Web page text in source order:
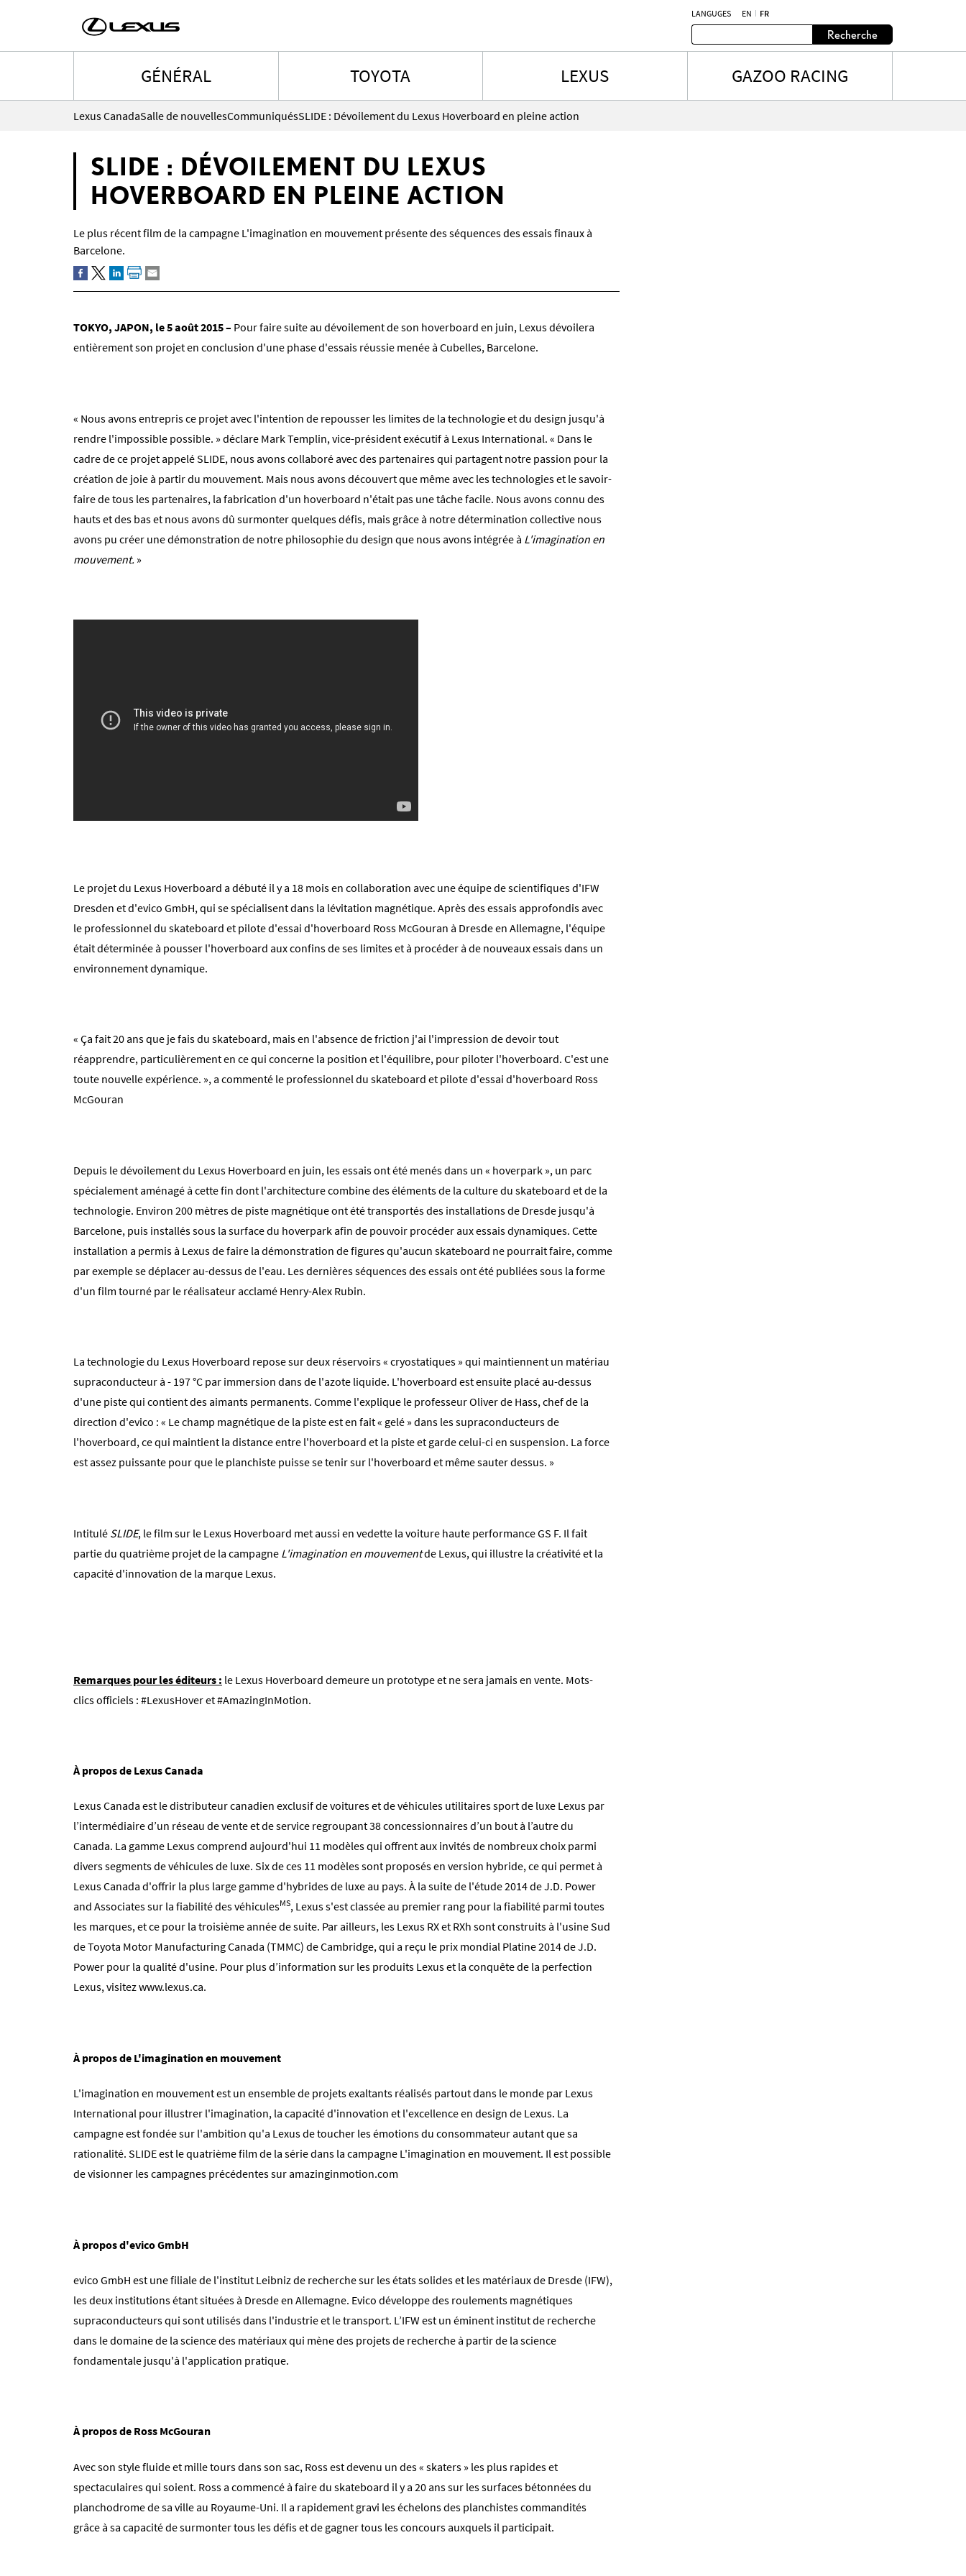
LANGUGES EN FR
Recherche
GÉNÉRAL TOYOTA LEXUS GAZOO RACING
Lexus CanadaSalle de nouvellesCommuniquésSLIDE : Dévoilement du Lexus Hoverboard en pleine action
SLIDE : DÉVOILEMENT DU LEXUS
HOVERBOARD EN PLEINE ACTION
Le plus récent film de la campagne L'imagination en mouvement présente des séquences des essais finaux à
Barcelone.
TOKYO, JAPON, le 5 août 2015 – Pour faire suite au dévoilement de son hoverboard en juin, Lexus dévoilera
entièrement son projet en conclusion d'une phase d'essais réussie menée à Cubelles, Barcelone.
« Nous avons entrepris ce projet avec l'intention de repousser les limites de la technologie et du design jusqu'à
rendre l'impossible possible. » déclare Mark Templin, vice-président exécutif à Lexus International. « Dans le
cadre de ce projet appelé SLIDE, nous avons collaboré avec des partenaires qui partagent notre passion pour la
création de joie à partir du mouvement. Mais nous avons découvert que même avec les technologies et le savoir-
faire de tous les partenaires, la fabrication d'un hoverboard n'était pas une tâche facile. Nous avons connu des
hauts et des bas et nous avons dû surmonter quelques défis, mais grâce à notre détermination collective nous
avons pu créer une démonstration de notre philosophie du design que nous avons intégrée à L'imagination en
mouvement. »
Le projet du Lexus Hoverboard a débuté il y a 18 mois en collaboration avec une équipe de scientifiques d'IFW
Dresden et d'evico GmbH, qui se spécialisent dans la lévitation magnétique. Après des essais approfondis avec
le professionnel du skateboard et pilote d'essai d'hoverboard Ross McGouran à Dresde en Allemagne, l'équipe
était déterminée à pousser l'hoverboard aux confins de ses limites et à procéder à de nouveaux essais dans un
environnement dynamique.
« Ça fait 20 ans que je fais du skateboard, mais en l'absence de friction j'ai l'impression de devoir tout
réapprendre, particulièrement en ce qui concerne la position et l'équilibre, pour piloter l'hoverboard. C'est une
toute nouvelle expérience. », a commenté le professionnel du skateboard et pilote d'essai d'hoverboard Ross
McGouran
Depuis le dévoilement du Lexus Hoverboard en juin, les essais ont été menés dans un « hoverpark », un parc
spécialement aménagé à cette fin dont l'architecture combine des éléments de la culture du skateboard et de la
technologie. Environ 200 mètres de piste magnétique ont été transportés des installations de Dresde jusqu'à
Barcelone, puis installés sous la surface du hoverpark afin de pouvoir procéder aux essais dynamiques. Cette
installation a permis à Lexus de faire la démonstration de figures qu'aucun skateboard ne pourrait faire, comme
par exemple se déplacer au-dessus de l'eau. Les dernières séquences des essais ont été publiées sous la forme
d'un film tourné par le réalisateur acclamé Henry-Alex Rubin.
La technologie du Lexus Hoverboard repose sur deux réservoirs « cryostatiques » qui maintiennent un matériau
supraconducteur à - 197 °C par immersion dans de l'azote liquide. L'hoverboard est ensuite placé au-dessus
d'une piste qui contient des aimants permanents. Comme l'explique le professeur Oliver de Hass, chef de la
direction d'evico : « Le champ magnétique de la piste est en fait « gelé » dans les supraconducteurs de
l'hoverboard, ce qui maintient la distance entre l'hoverboard et la piste et garde celui-ci en suspension. La force
est assez puissante pour que le planchiste puisse se tenir sur l'hoverboard et même sauter dessus. »
Intitulé SLIDE, le film sur le Lexus Hoverboard met aussi en vedette la voiture haute performance GS F. Il fait
partie du quatrième projet de la campagne L'imagination en mouvementde Lexus, qui illustre la créativité et la
capacité d'innovation de la marque Lexus.
Remarques pour les éditeurs : le Lexus Hoverboard demeure un prototype et ne sera jamais en vente. Mots-
clics officiels : #LexusHover et #AmazingInMotion.
À propos de Lexus Canada
Lexus Canada est le distributeur canadien exclusif de voitures et de véhicules utilitaires sport de luxe Lexus par
l’intermédiaire d’un réseau de vente et de service regroupant 38 concessionnaires d’un bout à l’autre du
Canada. La gamme Lexus comprend aujourd'hui 11 modèles qui offrent aux invités de nombreux choix parmi
divers segments de véhicules de luxe. Six de ces 11 modèles sont proposés en version hybride, ce qui permet à
Lexus Canada d'offrir la plus large gamme d'hybrides de luxe au pays. À la suite de l'étude 2014 de J.D. Power
and Associates sur la fiabilité des véhiculesMS, Lexus s'est classée au premier rang pour la fiabilité parmi toutes
les marques, et ce pour la troisième année de suite. Par ailleurs, les Lexus RX et RXh sont construits à l'usine Sud
de Toyota Motor Manufacturing Canada (TMMC) de Cambridge, qui a reçu le prix mondial Platine 2014 de J.D.
Power pour la qualité d'usine. Pour plus d’information sur les produits Lexus et la conquête de la perfection
Lexus, visitezwww.lexus.ca.
À propos de L'imagination en mouvement
L'imagination en mouvement est un ensemble de projets exaltants réalisés partout dans le monde par Lexus
International pour illustrer l'imagination, la capacité d'innovation et l'excellence en design de Lexus. La
campagne est fondée sur l'ambition qu'a Lexus de toucher les émotions du consommateur autant que sa
rationalité. SLIDE est le quatrième film de la série dans la campagne L'imagination en mouvement. Il est possible
de visionner les campagnes précédentes sur amazinginmotion.com
À propos d'evico GmbH
evico GmbH est une filiale de l'institut Leibniz de recherche sur les états solides et les matériaux de Dresde (IFW),
les deux institutions étant situées à Dresde en Allemagne. Evico développe des roulements magnétiques
supraconducteurs qui sont utilisés dans l'industrie et le transport. L’IFW est un éminent institut de recherche
dans le domaine de la science des matériaux qui mène des projets de recherche à partir de la science
fondamentale jusqu'à l'application pratique.
À propos de Ross McGouran
Avec son style fluide et mille tours dans son sac, Ross est devenu un des « skaters » les plus rapides et
spectaculaires qui soient. Ross a commencé à faire du skateboard il y a 20 ans sur les surfaces bétonnées du
planchodrome de sa ville au Royaume-Uni. Il a rapidement gravi les échelons des planchistes commandités
grâce à sa capacité de surmonter tous les défis et de gagner tous les concours auxquels il participait.